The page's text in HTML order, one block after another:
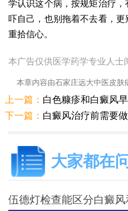
学认识这个病，按规矩治疗
吓自己，也别拖着不去看，
重拾信心。
本广告仅供医学药学专业人士
本章内容由石家庄远大中医皮肤
上一篇： 白色糠疹和白癜风
下一篇： 白癜风治疗前需要
大家都在问
伍德灯检查能区分白癜